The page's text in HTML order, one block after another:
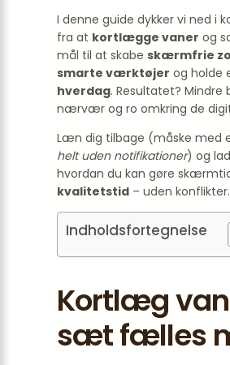
I denne guide dykker vi ned i
fra at kortlægge vaner og
mål til at skabe skærmfrie
smarte værktøjer og holde
hverdag. Resultatet? Mindre
nærvær og ro omkring de
Læn dig tilbage (måske med
helt uden notifikationer) og
hvordan du kan gøre
kvalitetstid – uden konflikter.
Indholdsfortegnelse
Kortlæg
sæt fælles